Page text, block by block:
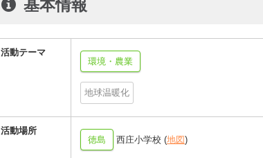
基本情報
活動テーマ
環境・農業
地球温暖化
活動場所
徳島
西庄小学校 (地図)